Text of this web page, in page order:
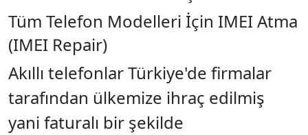
Tüm Telefon Modelleri İçin IMEI Atma
(IMEI Repair)
Akıllı telefonlar Türkiye'de firmalar
tarafından ülkemize ihraç edilmiş
yani faturalı bir şekilde